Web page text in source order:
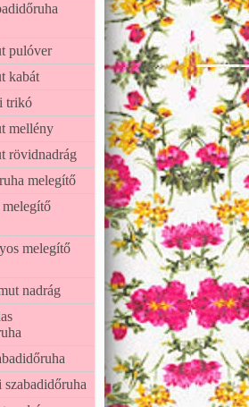
pulóver
kabát
trikó
mellény
rövidnadrág
melegítő
melegítő
nadrág